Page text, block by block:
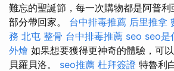
難忘的聖誕節，每一次購物都是阿普
部分帶回家。 台中排毒推薦 后里推拿
務 北屯 整骨 台中排毒推薦 seo seo是
外燴 如果想要獲得更神奇的體驗，可
貝羅貝洛。 seo推薦 杜拜簽證 特魯利